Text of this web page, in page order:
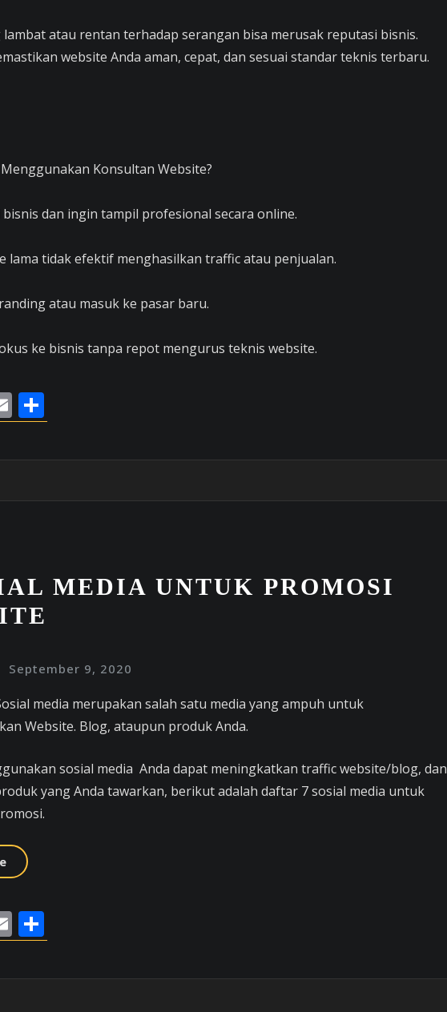
lambat atau rentan terhadap serangan bisa merusak reputasi bisnis.
website Anda aman, cepat, dan sesuai standar teknis terbaru.
Konsultan Website?
bisnis dan ingin tampil profesional secara online.
lama tidak efektif menghasilkan traffic atau penjualan.
atau masuk ke pasar baru.
ke bisnis tanpa repot mengurus teknis website.
Email
MEDIA UNTUK PROMOSI
September 9, 2020
media merupakan salah satu media yang ampuh untuk
Website. Blog, ataupun produk Anda.
sosial media Anda dapat meningkatkan traffic website/blog, dan
yang Anda tawarkan, berikut adalah daftar 7 sosial media untuk
Email